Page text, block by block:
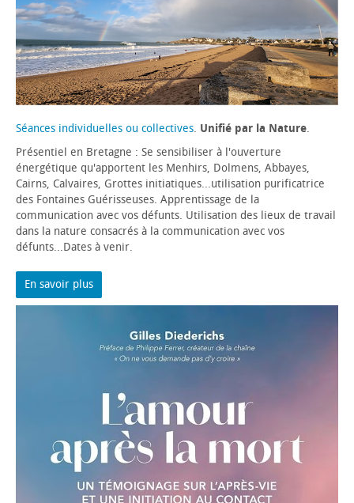
Séances individuelles ou collectives. Unifié par la Nature.
Présentiel en Bretagne : Se sensibiliser à l'ouverture
énergétique qu'apportent les Menhirs, Dolmens, Abbayes,
Cairns, Calvaires, Grottes initiatiques...utilisation purificatrice
des Fontaines Guérisseuses. Apprentissage de la
communication avec vos défunts. Utilisation des lieux de travail
dans la nature consacrés à la communication avec vos
défunts...Dates à venir.
En savoir plus